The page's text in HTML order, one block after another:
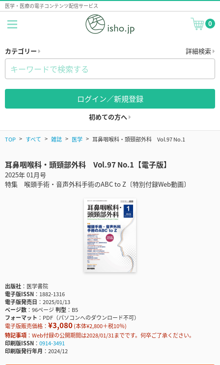
医学・医療の電子コンテンツ配信サービス
0
カテゴリー 詳細検索
ログイン／新規登録
初めての方へ
TOP すべて 雑誌 医学 耳鼻咽喉科・頭頸部外科 Vol.97 No.1
耳鼻咽喉科・頭頸部外科 Vol.97 No.1【電子版】
2025年 01月号
特集 喉頭手術・音声外科手術のABC to Z〔特別付録Web動画〕
出版社
医学書院
電子版ISSN
1882-1316
電子版発売日
2025/01/13
ページ数
96ページ判型
B5
フォーマット
PDF（パソコンへのダウンロード不可）
電子版販売価格： ¥3,080(本体¥2,800＋税10％)
特記事項
Web付録の公開期間は2028/01/31までです。何卒ご了承ください。
印刷版ISSN
0914-3491
印刷版発行年月
2024/12